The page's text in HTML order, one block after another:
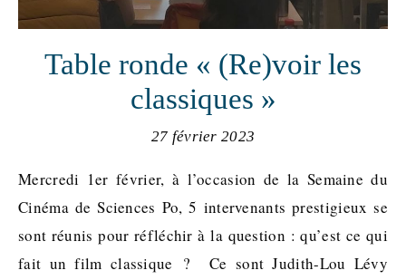
Table ronde « (Re)voir les
classiques »
27 février 2023
Mercredi 1er février, à l’occasion de la Semaine du
Cinéma de Sciences Po, 5 intervenants prestigieux se
sont réunis pour réfléchir à la question : qu’est ce qui
fait un film classique ? Ce sont Judith-Lou Lévy